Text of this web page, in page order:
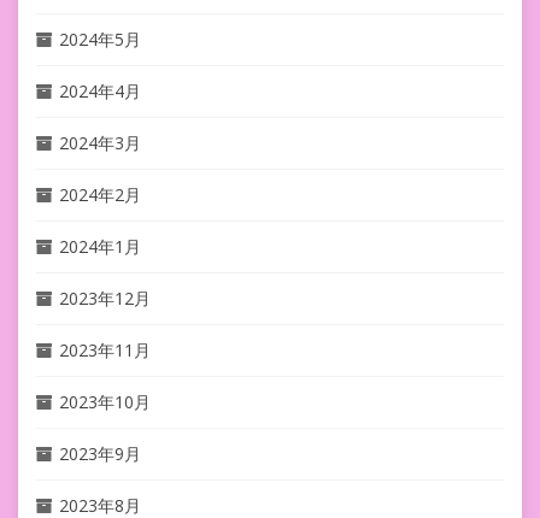
2024年5月
2024年4月
2024年3月
2024年2月
2024年1月
2023年12月
2023年11月
2023年10月
2023年9月
2023年8月